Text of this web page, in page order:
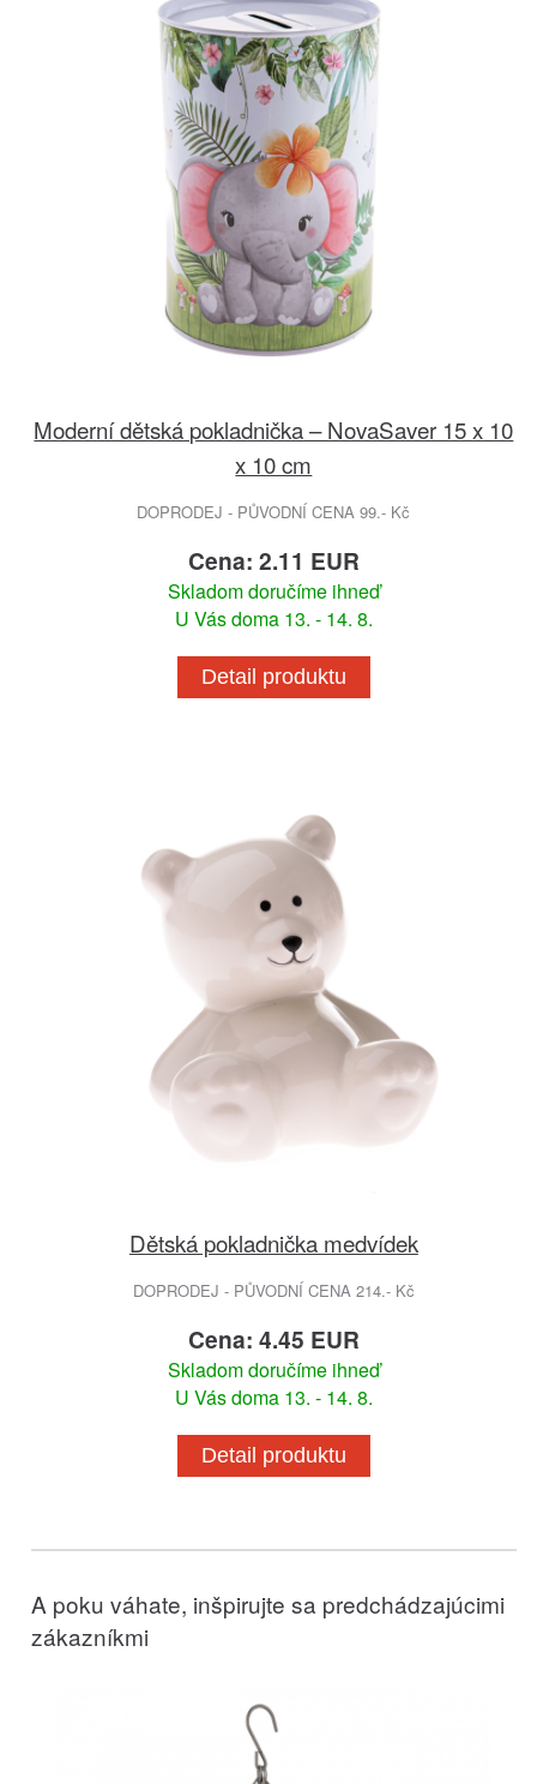
Moderní dětská pokladnička – NovaSaver 15 x 10
x 10 cm
DOPRODEJ - PŮVODNÍ CENA 99.- Kč
Cena: 2.11 EUR
Skladom doručíme ihneď
U Vás doma 13. - 14. 8.
Detail produktu
Dětská pokladnička medvídek
DOPRODEJ - PŮVODNÍ CENA 214.- Kč
Cena: 4.45 EUR
Skladom doručíme ihneď
U Vás doma 13. - 14. 8.
Detail produktu
A poku váhate, inšpirujte sa predchádzajúcimi
zákazníkmi